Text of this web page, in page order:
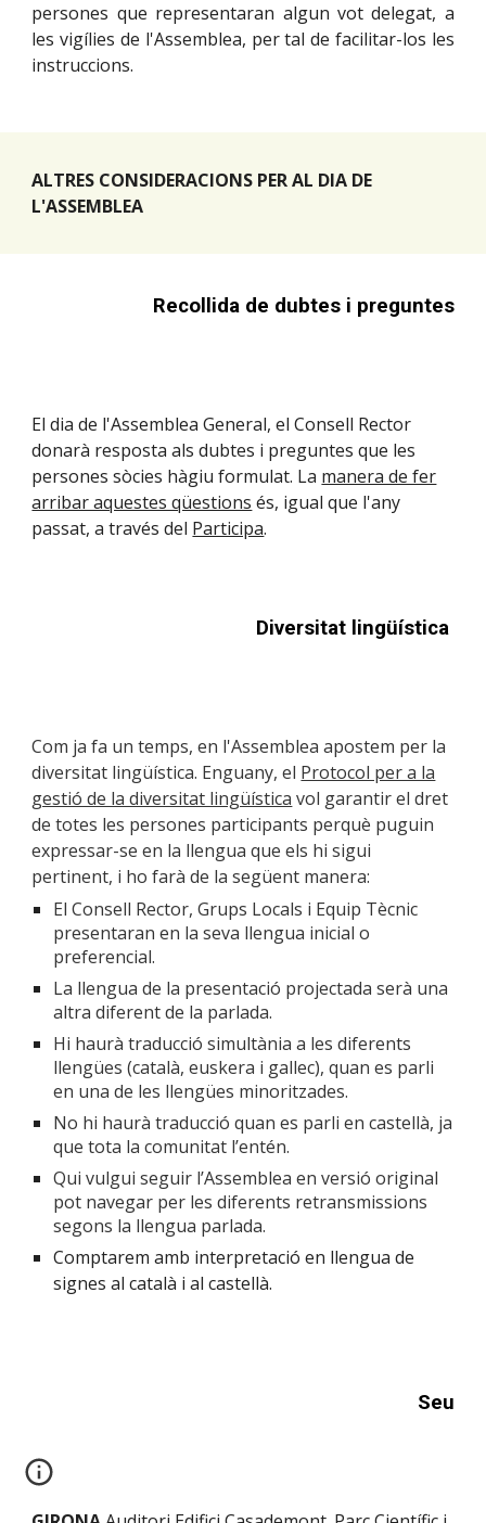
persones que representaran algun vot delegat, a
les vigílies de l'Assemblea, per tal de facilitar-los les
instruccions.
ALTRES CONSIDERACIONS PER AL DIA DE
L'ASSEMBLEA
Recollida de dubtes i preguntes
El dia de l'Assemblea General, el Consell Rector
donarà resposta als dubtes i preguntes que les
persones sòcies hàgiu formulat. La manera de fer
arribar aquestes qüestions és, igual que l'any
passat, a través del Participa.
Diversitat lingüística
Com ja fa un temps, en l'Assemblea apostem per la
diversitat lingüística. Enguany, el Protocol per a la
gestió de la diversitat lingüística vol garantir el dret
detotes les persones participants perquè puguin
expressar-se en la llengua que els hi sigui
pertinent, i ho farà de la següent manera:
El Consell Rector, Grups Locals i Equip Tècnic
presentaran en la seva llengua inicial o
preferencial.
La llengua de la presentació projectada serà una
altra diferent de la parlada.
Hi haurà traducció simultània a les diferents
llengües (català, euskera i gallec), quan es parli
en una de les llengües minoritzades.
No hi haurà traducció quan es parli en castellà, ja
que tota la comunitat l’entén.
Qui vulgui seguir l’Assemblea en versió original
pot navegar per les diferents retransmissions
segons la llengua parlada.
Comptarem amb interpretació en llengua de
signes al català i al castellà.
Seu